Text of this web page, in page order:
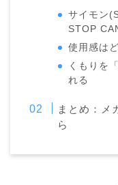
サイモン
STOP
使用感は
くもりを
れる
まとめ：メ
ら